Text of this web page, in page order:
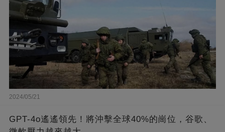
2024/05/21
GPT-4o遙遙領先！將沖擊全球40%的崗位，谷歌、